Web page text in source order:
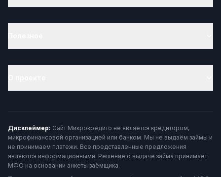
Дисклеймер: Сайт Микрокредито не является кредитором,
микрофинансовой организацией или банком. Мы не выдаём займы и
не принимаем платежи. Все представленные предложения
являются информационными. Решение о выдаче займа принимает
МФО на основании анкеты заёмщика.